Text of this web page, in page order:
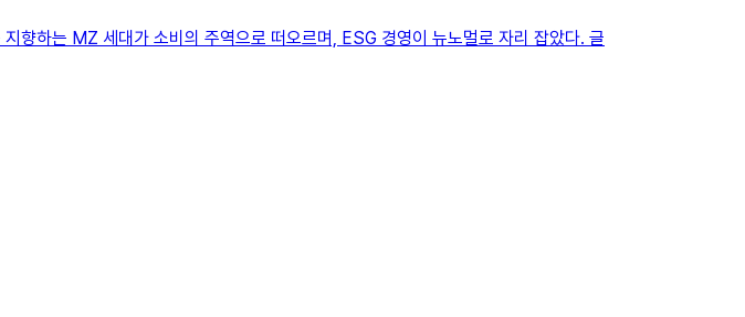
하는 MZ 세대가 소비의 주역으로 떠오르며, ESG 경영이 뉴노멀로 자리 잡았다. 글